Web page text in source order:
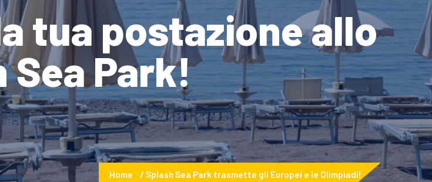
tua postazione allo
Sea Park!
Home Splash Sea Park trasmette gli Europei e le Olimpiadi!